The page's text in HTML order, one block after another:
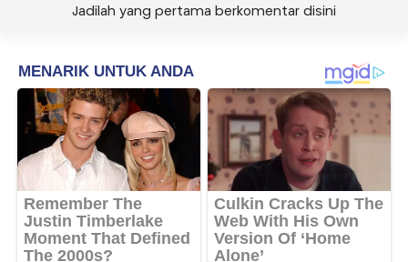
Jadilah yang pertama berkomentar disini